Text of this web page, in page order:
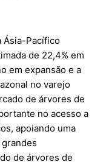
Ásia-Pacífico
de 22,4% em
em expansão e a
no varejo
de árvores de
no acesso a
apoiando uma
de árvores de